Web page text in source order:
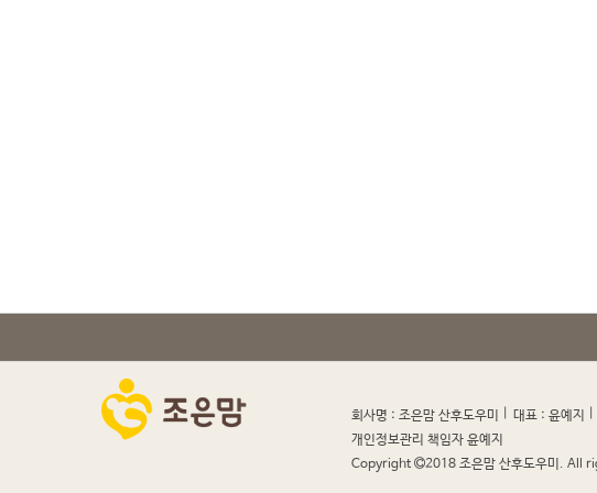
회사명 : 조은맘 산후도우미 대표 : 윤예지
개인정보관리 책임자 윤예지
Copyright
2018 조은맘 산후도우미. All